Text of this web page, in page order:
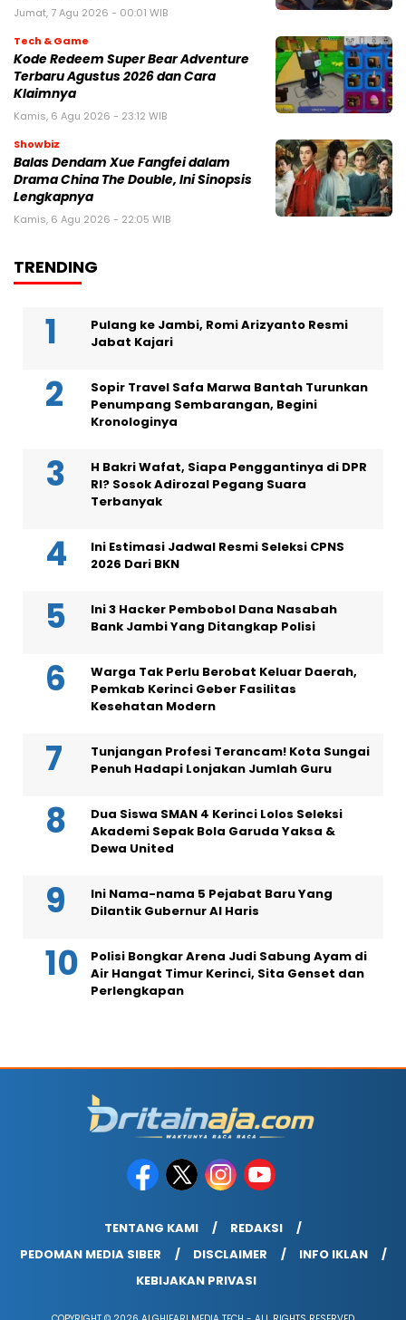
Jumat, 7 Agu 2026 - 00:01 WIB
Tech & Game
Kode Redeem Super Bear Adventure
Terbaru Agustus 2026 dan Cara
Klaimnya
Kamis, 6 Agu 2026 - 23:12 WIB
Showbiz
Balas Dendam Xue Fangfei dalam
Drama China The Double, Ini Sinopsis
Lengkapnya
Kamis, 6 Agu 2026 - 22:05 WIB
TRENDING
Pulang ke Jambi, Romi Arizyanto Resmi
Jabat Kajari
Sopir Travel Safa Marwa Bantah Turunkan
Penumpang Sembarangan, Begini
Kronologinya
H Bakri Wafat, Siapa Penggantinya di DPR
RI? Sosok Adirozal Pegang Suara
Terbanyak
Ini Estimasi Jadwal Resmi Seleksi CPNS
2026 Dari BKN
Ini 3 Hacker Pembobol Dana Nasabah
Bank Jambi Yang Ditangkap Polisi
Warga Tak Perlu Berobat Keluar Daerah,
Pemkab Kerinci Geber Fasilitas
Kesehatan Modern
Tunjangan Profesi Terancam! Kota Sungai
Penuh Hadapi Lonjakan Jumlah Guru
Dua Siswa SMAN 4 Kerinci Lolos Seleksi
Akademi Sepak Bola Garuda Yaksa &
Dewa United
Ini Nama-nama 5 Pejabat Baru Yang
Dilantik Gubernur Al Haris
Polisi Bongkar Arena Judi Sabung Ayam di
Air Hangat Timur Kerinci, Sita Genset dan
Perlengkapan
TENTANG KAMI
REDAKSI
PEDOMAN MEDIA SIBER
DISCLAIMER
INFO IKLAN
KEBIJAKAN PRIVASI